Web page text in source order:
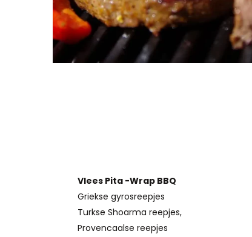
Vlees Pita -Wrap BBQ
Griekse gyrosreepjes
Turkse Shoarma reepjes,
Provencaalse reepjes